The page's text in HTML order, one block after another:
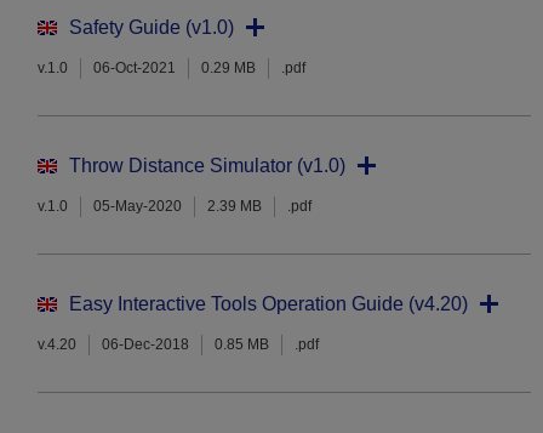
Safety Guide (v1.0)
v.1.0 06-Oct-2021 0.29 MB .pdf
Throw Distance Simulator (v1.0)
v.1.0 05-May-2020 2.39 MB .pdf
Easy Interactive Tools Operation Guide (v4.20)
v.4.20 06-Dec-2018 0.85 MB .pdf